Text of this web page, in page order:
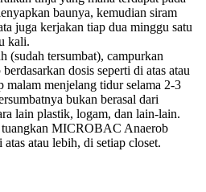
baunya, kemudian siram
juga kerjakan tiap dua minggu satu
kali.
(sudah tersumbat), campurkan
dosis seperti di atas atau
malam menjelang tidur selama 2-3
bukan berasal dari
lain plastik, logam, dan lain-lain.
tuangkan MICROBAC Anaerob
atau lebih, di setiap closet.